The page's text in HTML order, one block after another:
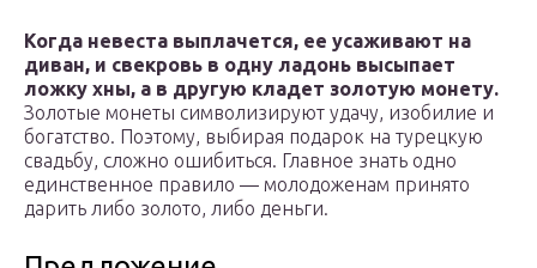
Когда невеста выплачется, ее усаживают на
диван, и свекровь в одну ладонь высыпает
ложку хны, а в другую кладет золотую монету.
Золотые монеты символизируют удачу, изобилие и
богатство. Поэтому, выбирая подарок на турецкую
свадьбу, сложно ошибиться. Главное знать одно
единственное правило — молодоженам принято
дарить либо золото, либо деньги.